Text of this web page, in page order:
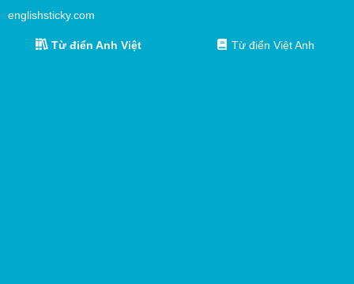
englishsticky.com
Từ điển Anh Việt Từ điển Việt Anh